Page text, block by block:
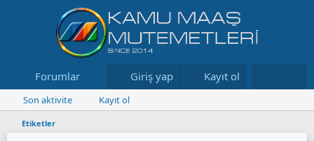
Forumlar Neler yeni Kaynaklar
Giriş yap Kayıt ol
Son aktivite Kayıt ol
Etiketler